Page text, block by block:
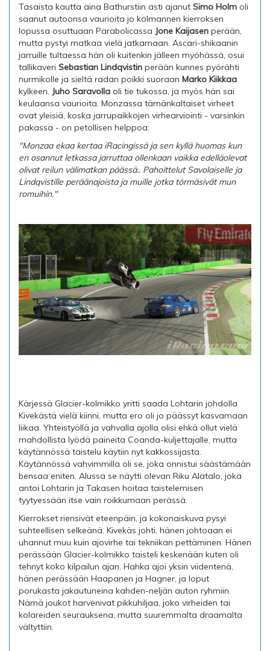
Tasaista kautta aina Bathurstiin asti ajanut Simo Holm oli
saanut autoonsa vaurioita jo kolmannen kierroksen
lopussa osuttuaan Parabolicassa Jone Kaijasen perään,
mutta pystyi matkaa vielä jatkamaan. Ascari-shikaanin
jarruille tultaessa hän oli kuitenkin jälleen myöhässä, osui
tallikaveri Sebastian Lindqvistin perään kunnes pyörähti
nurmikolle ja sieltä radan poikki suoraan Marko Kiikkaa
kylkeen. Juho Saravolla oli tie tukossa, ja myös hän sai
keulaansa vaurioita. Monzassa tämänkaltaiset virheet
ovat yleisiä, koska jarrupaikkojen virhearviointi - varsinkin
pakassa - on petollisen helppoa:
"Monzaa ekaa kertaa iRacingissä ja sen kyllä huomas kun
en osannut letkassa jarruttaa ollenkaan vaikka edelläolevat
olivat reilun välimatkan päässä.. Pahoittelut Savolaiselle ja
Lindqvistille peräänajoista ja muille jotka törmäsivät mun
romuihin."
Kärjessä Glacier-kolmikko yritti saada Lohtarin johdolla
Kivekästä vielä kiinni, mutta ero oli jo päässyt kasvamaan
liikaa. Yhteistyöllä ja vahvalla ajolla olisi ehkä ollut vielä
mahdollista lyödä paineita Coanda-kuljettajalle, mutta
käytännössä taistelu käytiin nyt kakkossijasta.
Käytännössä vahvimmilla oli se, joka onnistui säästämään
bensaa eniten. Alussa se näytti olevan Riku Alatalo, joka
antoi Lohtarin ja Takasen hoitaa taistelemisen
tyytyessään itse vain roikkumaan perässä.
Kierrokset riensivät eteenpäin, ja kokonaiskuva pysyi
suhteellisen selkeänä. Kivekäs johti, hänen johtoaan ei
uhannut muu kuin ajovirhe tai tekniikan pettäminen. Hänen
perässään Glacier-kolmikko taisteli keskenään kuten oli
tehnyt koko kilpailun ajan. Hahka ajoi yksin viidentenä,
hänen perässään Haapanen ja Hagner, ja loput
porukasta jakautuneina kahden-neljän auton ryhmiin.
Nämä joukot harvenivat pikkuhiljaa, joko virheiden tai
kolareiden seurauksena, mutta suuremmalta draamalta
vältyttiin.